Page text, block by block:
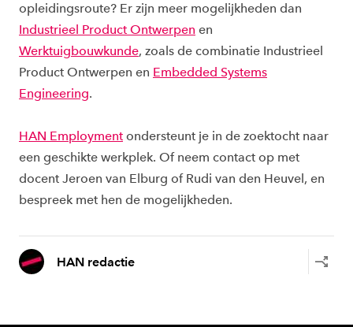
opleidingsroute? Er zijn meer mogelijkheden dan
Industrieel Product Ontwerpen en
Werktuigbouwkunde, zoals de combinatie Industrieel
Product Ontwerpen en Embedded Systems
Engineering.
HAN Employment ondersteunt je in de zoektocht naar
een geschikte werkplek. Of neem contact op met
docent Jeroen van Elburg of Rudi van den Heuvel, en
bespreek met hen de mogelijkheden.
HAN redactie